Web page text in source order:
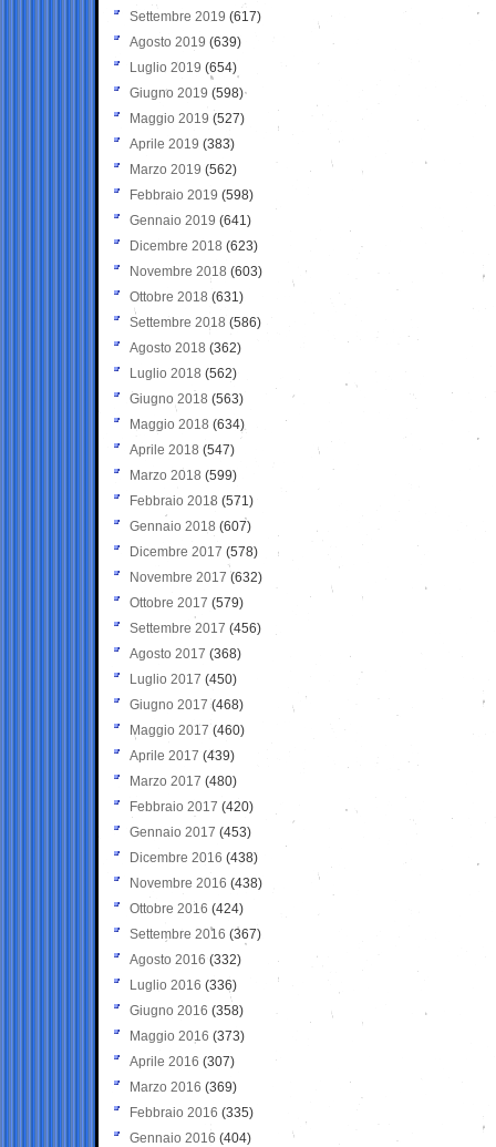
Settembre 2019 (617)
Agosto 2019 (639)
Luglio 2019 (654)
Giugno 2019 (598)
Maggio 2019 (527)
Aprile 2019 (383)
Marzo 2019 (562)
Febbraio 2019 (598)
Gennaio 2019 (641)
Dicembre 2018 (623)
Novembre 2018 (603)
Ottobre 2018 (631)
Settembre 2018 (586)
Agosto 2018 (362)
Luglio 2018 (562)
Giugno 2018 (563)
Maggio 2018 (634)
Aprile 2018 (547)
Marzo 2018 (599)
Febbraio 2018 (571)
Gennaio 2018 (607)
Dicembre 2017 (578)
Novembre 2017 (632)
Ottobre 2017 (579)
Settembre 2017 (456)
Agosto 2017 (368)
Luglio 2017 (450)
Giugno 2017 (468)
Maggio 2017 (460)
Aprile 2017 (439)
Marzo 2017 (480)
Febbraio 2017 (420)
Gennaio 2017 (453)
Dicembre 2016 (438)
Novembre 2016 (438)
Ottobre 2016 (424)
Settembre 2016 (367)
Agosto 2016 (332)
Luglio 2016 (336)
Giugno 2016 (358)
Maggio 2016 (373)
Aprile 2016 (307)
Marzo 2016 (369)
Febbraio 2016 (335)
Gennaio 2016 (404)